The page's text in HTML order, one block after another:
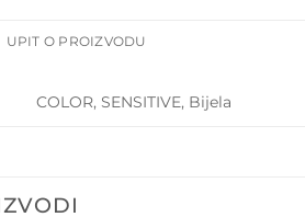
UPIT O PROIZVODU
COLOR, SENSITIVE, Bijela